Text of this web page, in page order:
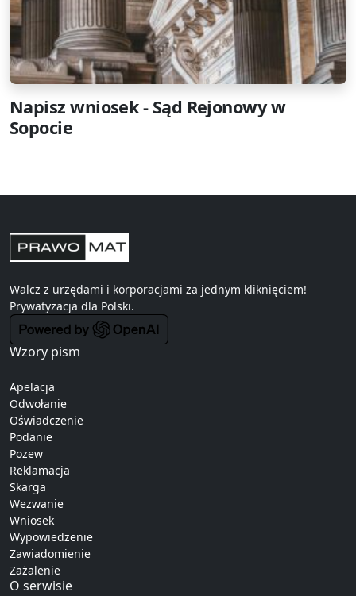
Napisz wniosek - Sąd Rejonowy w
Sopocie
Walcz z urzędami i korporacjami za jednym kliknięciem!
Prywatyzacja dla Polski.
Wzory pism
Apelacja
Odwołanie
Oświadczenie
Podanie
Pozew
Reklamacja
Skarga
Wezwanie
Wniosek
Wypowiedzenie
Zawiadomienie
Zażalenie
O serwisie